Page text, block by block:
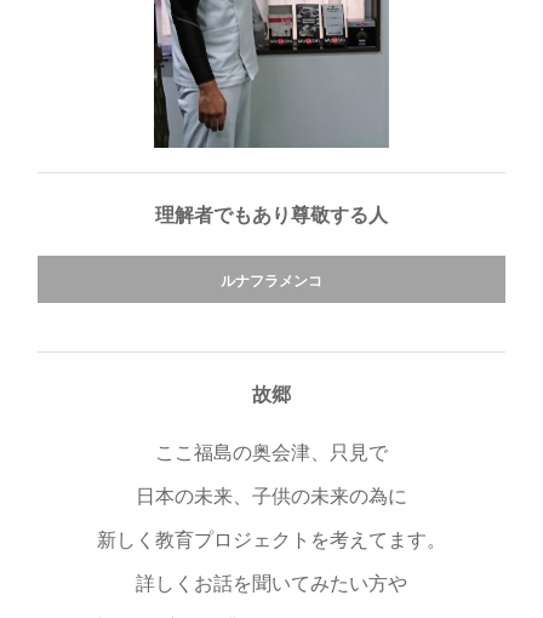
理解者でもあり尊敬する人
ルナフラメンコ
故郷
ここ福島の奥会津、只見で
日本の未来、子供の未来の為に
新しく教育プロジェクトを考えてます。
詳しくお話を聞いてみたい方や